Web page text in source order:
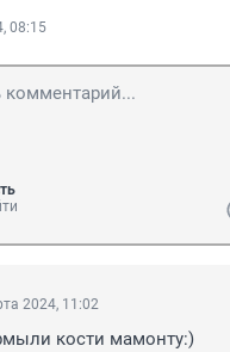
08:15
2024, 11:02
кости мамонту:)